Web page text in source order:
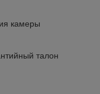
камеры
талон